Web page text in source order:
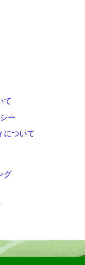
て
ー
について
グ